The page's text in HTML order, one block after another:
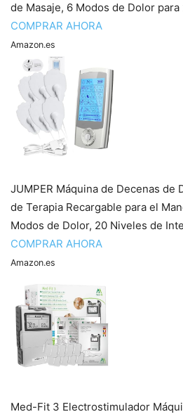
de Masaje, 6 Modos de Dolor
COMPRAR AHORA
Amazon.es
JUMPER Máquina de Decenas de
de Terapia Recargable para el
Modos de Dolor, 20 Niveles de
COMPRAR AHORA
Amazon.es
Med-Fit 3 Electrostimulador